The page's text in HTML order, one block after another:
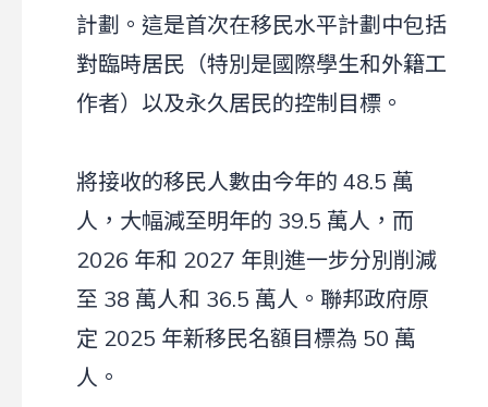
計劃。這是首次在移民水平計劃中包括
對臨時居民（特別是國際學生和外籍工
作者）以及永久居民的控制目標。
將接收的移民人數由今年的 48.5 萬
人，大幅減至明年的 39.5 萬人，而
2026 年和 2027 年則進一步分別削減
至 38 萬人和 36.5 萬人。聯邦政府原
定 2025 年新移民名額目標為 50 萬
人。